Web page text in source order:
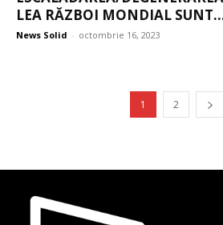
LEA RĂZBOI MONDIAL
News Solid - octombrie 16, 2023
1 2